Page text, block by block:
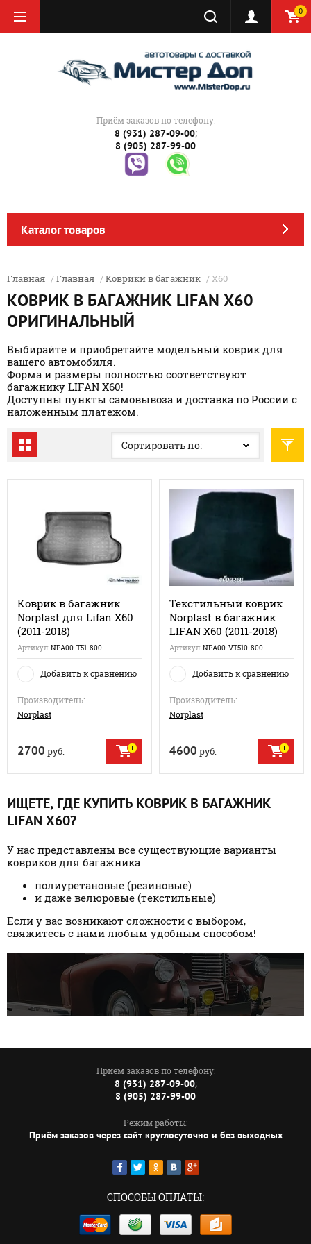
0
Приём заказов по телефону:
8 (931) 287-09-00;
8 (905) 287-99-00
Каталог товаров
Главная /Главная /Коврики в багажник / X60
КОВРИК В БАГАЖНИК LIFAN X60
ОРИГИНАЛЬНЫЙ
Выбирайте и приобретайте модельный коврик для
вашего автомобиля.
Форма и размеры полностью соответствуют
багажнику LIFAN X60!
Доступны пункты самовывоза и доставка по России с
наложенным платежом.
Сортировать по:
Коврик в багажник
Norplast для Lifan X60
(2011-2018)
Артикул:NPA00-T51-800
Добавить к сравнению
Производитель:
Norplast
2700 руб.
Текстильный коврик
Norplast в багажник
LIFAN X60 (2011-2018)
Артикул:NPA00-VT510-800
Добавить к сравнению
Производитель:
Norplast
4600 руб.
ИЩЕТЕ, ГДЕ КУПИТЬ КОВРИК В БАГАЖНИК
LIFAN X60?
У нас представлены все существующие варианты
ковриков для багажника
полиуретановые (резиновые)
и даже велюровые (текстильные)
Если у вас возникают сложности с выбором,
свяжитесь с нами любым удобным способом!
Приём заказов по телефону:
8 (931) 287-09-00;
8 (905) 287-99-00
Режим работы:
Приём заказов через сайт круглосуточно и без выходных
СПОСОБЫ ОПЛАТЫ: